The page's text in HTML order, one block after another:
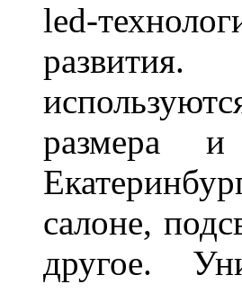
led-
размера
салоне,
другое.